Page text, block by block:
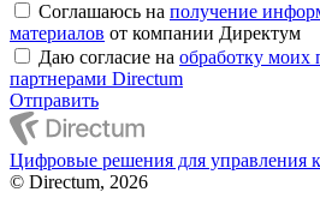
Соглашаюсь на получение
материалов от компании Директум
Даю согласие на обработку моих
партнерами Directum
Отправить
Цифровые решения для управления
© Directum, 2026